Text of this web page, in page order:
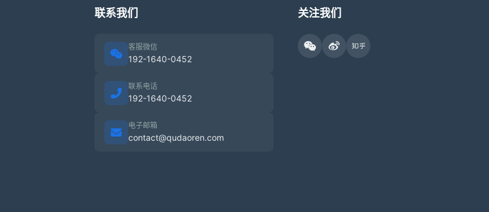
联系我们
客服微信
192-1640-0452
联系电话
192-1640-0452
电子邮箱
contact@qudaoren.com
关注我们